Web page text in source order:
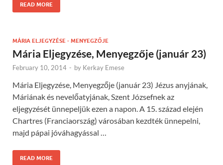
READ MORE
MÁRIA ELJEGYZÉSE - MENYEGZŐJE
Mária Eljegyzése, Menyegzője (január 23)
February 10, 2014 - by Kerkay Emese
Mária Eljegyzése, Menyegzője (január 23) Jézus anyjának,
Máriának és nevelőatyjának, Szent Józsefnek az
eljegyzését ünnepeljük ezen a napon. A 15. század elején
Chartres (Franciaország) városában kezdték ünnepelni,
majd pápai jóváhagyással …
READ MORE